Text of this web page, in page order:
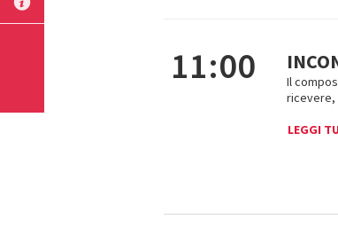
INVIA
11:00
Il
ricevere,
LEGGI